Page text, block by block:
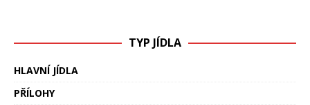
TYP JÍDLA
HLAVNÍ JÍDLA
PŘÍLOHY